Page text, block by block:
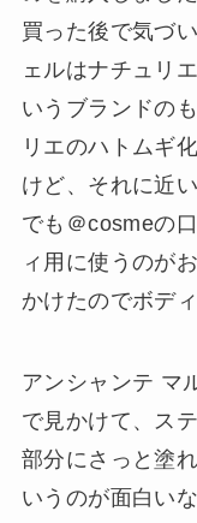
買った後で気づ
ェルはナチュリ
いうブランドの
リエのハトムギ
けど、それに近
でも＠cosmeの
ィ用に使うのが
かけたのでボデ
アンシャンテ マ
で見かけて、ス
部分にさっと塗
いうのが面白い